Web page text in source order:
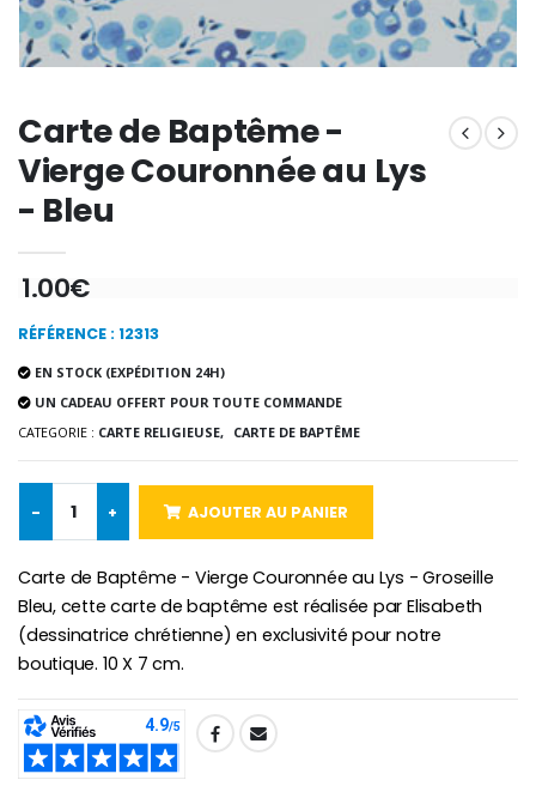
€7.90
-25%
Lot de 20 Bougies de Neuvaine Blanches
€78.00 €58.50
Huile d'Onction
€9.90
Bougie Neuvaine pour une Guérison - 17.5cm
€4.90
€12.90
€5.00
Carte de Baptême -
Vierge Couronnée au Lys
- Bleu
1.00€
RÉFÉRENCE : 12313
EN STOCK (EXPÉDITION 24H)
UN CADEAU OFFERT POUR TOUTE COMMANDE
CATEGORIE : CARTE RELIGIEUSE, CARTE DE BAPTÊME
- + AJOUTER AU PANIER
Carte de Baptême - Vierge Couronnée au Lys - Groseille
Bleu, cette carte de baptême est réalisée par Elisabeth
(dessinatrice chrétienne) en exclusivité pour notre
boutique. 10 X 7 cm.
SHARE: